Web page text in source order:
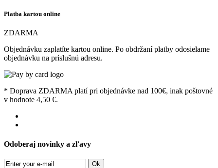
Platba kartou online
ZDARMA
Objednávku zaplatíte kartou online. Po obdržaní platby odosielame
objednávku na príslušnú adresu.
* Doprava ZDARMA platí pri objednávke nad 100€, inak poštovné
v hodnote 4,50 €.
Odoberaj novinky a zľavy
Ok